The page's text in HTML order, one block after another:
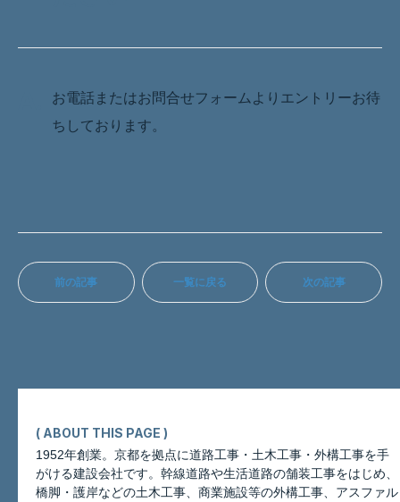
お電話またはお問合せフォームよりエントリーお待
ちしております。
前の記事 一覧に戻る 次の記事
( ABOUT THIS PAGE )
1952年創業。京都を拠点に道路工事・土木工事・外構工事を手
がける建設会社です。幹線道路や生活道路の舗装工事をはじめ、
橋脚・護岸などの土木工事、商業施設等の外構工事、アスファル